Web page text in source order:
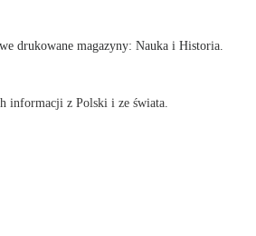
drukowane magazyny: Nauka i Historia.
informacji z Polski i ze świata.